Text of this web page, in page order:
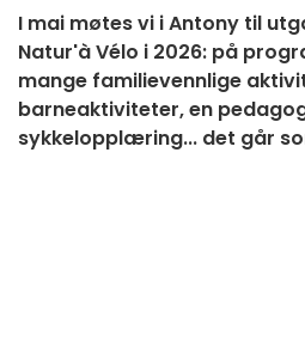
I mai møtes vi i Antony til
Natur'à Vélo i 2026: på
mange familievennlige
barneaktiviteter, en
sykkelopplæring... det går